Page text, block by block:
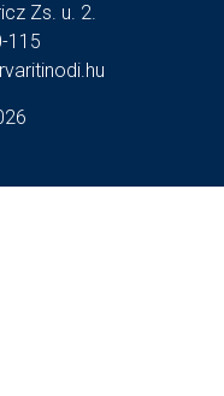
Zs. u. 2.
115